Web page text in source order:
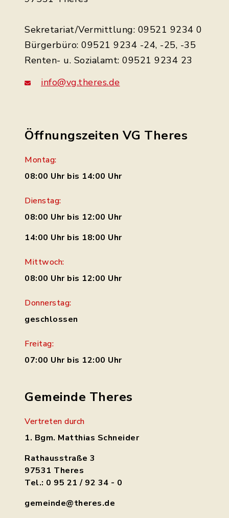
Sekretariat/Vermittlung: 09521 9234 0
Bürgerbüro: 09521 9234 -24, -25, -35
Renten- u. Sozialamt: 09521 9234 23
info@vg.theres.de
Öffnungszeiten VG Theres
Montag:
08:00 Uhr bis 14:00 Uhr
Dienstag:
08:00 Uhr bis 12:00 Uhr
14:00 Uhr bis 18:00 Uhr
Mittwoch:
08:00 Uhr bis 12:00 Uhr
Donnerstag:
geschlossen
Freitag:
07:00 Uhr bis 12:00 Uhr
Gemeinde Theres
Vertreten durch
1. Bgm. Matthias Schneider
Rathausstraße 3
97531 Theres
Tel.: 0 95 21 / 92 34 - 0
gemeinde@theres.de